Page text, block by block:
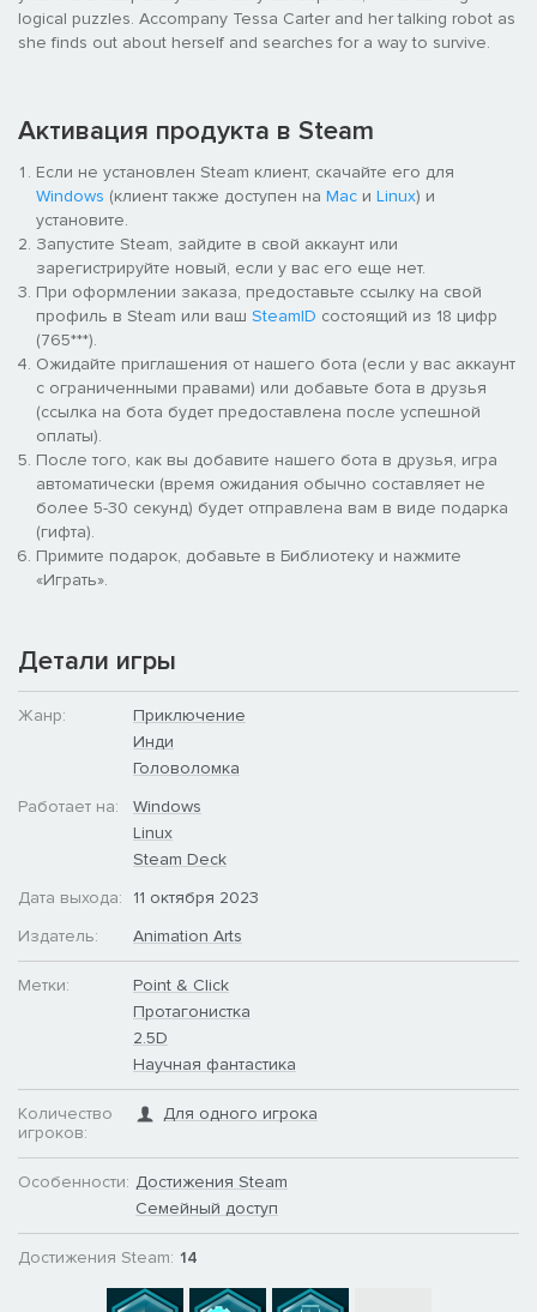
logical puzzles. Accompany Tessa Carter and her talking robot as
she finds out about herself and searches for a way to survive.
Активация продукта в Steam
Если не установлен Steam клиент, скачайте его для
Windows (клиент также доступен на Mac и Linux) и
установите.
Запустите Steam, зайдите в свой аккаунт или
зарегистрируйте новый, если у вас его еще нет.
При оформлении заказа, предоставьте ссылку на свой
профиль в Steam или ваш SteamID состоящий из 18 цифр
(765***).
Ожидайте приглашения от нашего бота (если у вас аккаунт
с ограниченными правами) или добавьте бота в друзья
(ссылка на бота будет предоставлена после успешной
оплаты).
После того, как вы добавите нашего бота в друзья, игра
автоматически (время ожидания обычно составляет не
более 5-30 секунд) будет отправлена вам в виде подарка
(гифта).
Примите подарок, добавьте в Библиотеку и нажмите
«Играть».
Детали игры
Жанр:
Приключение
Инди
Головоломка
Работает на:
Windows
Linux
Steam Deck
Дата выхода:
11 октября 2023
Издатель:
Animation Arts
Метки:
Point & Click
Протагонистка
2.5D
Научная фантастика
Количество
игроков:
Для одного игрока
Особенности: Достижения Steam
Семейный доступ
Достижения Steam: 14